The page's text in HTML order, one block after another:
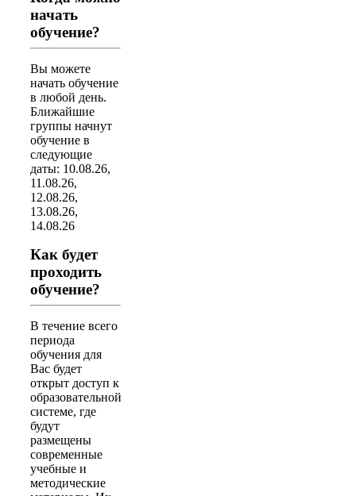
начать
обучение?
Вы можете
начать обучение
в любой день.
Ближайшие
группы начнут
обучение в
следующие
даты: 10.08.26,
11.08.26,
12.08.26,
13.08.26,
14.08.26
Как будет
проходить
обучение?
В течение всего
периода
обучения для
Вас будет
открыт доступ к
образовательной
системе, где
будут
размещены
современные
учебные и
методические